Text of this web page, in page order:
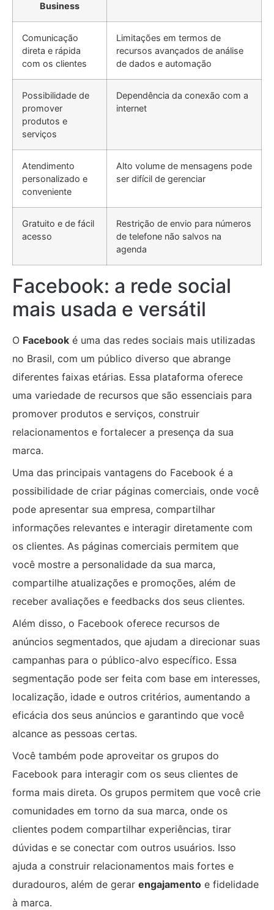
Business
Comunicação
direta e rápida
com os clientes
Limitações em termos de
recursos avançados de análise
de dados e automação
Possibilidade de
promover
produtos e
serviços
Dependência da conexão com a
internet
Atendimento
personalizado e
conveniente
Alto volume de mensagens pode
ser difícil de gerenciar
Gratuito e de fácil
acesso
Restrição de envio para números
de telefone não salvos na
agenda
Facebook: a rede social
mais usada e versátil
O Facebook é uma das redes sociais mais utilizadas
no Brasil, com um público diverso que abrange
diferentes faixas etárias. Essa plataforma oferece
uma variedade de recursos que são essenciais para
promover produtos e serviços, construir
relacionamentos e fortalecer a presença da sua
marca.
Uma das principais vantagens do Facebook é a
possibilidade de criar páginas comerciais, onde você
pode apresentar sua empresa, compartilhar
informações relevantes e interagir diretamente com
os clientes. As páginas comerciais permitem que
você mostre a personalidade da sua marca,
compartilhe atualizações e promoções, além de
receber avaliações e feedbacks dos seus clientes.
Além disso, o Facebook oferece recursos de
anúncios segmentados, que ajudam a direcionar suas
campanhas para o público-alvo específico. Essa
segmentação pode ser feita com base em interesses,
localização, idade e outros critérios, aumentando a
eficácia dos seus anúncios e garantindo que você
alcance as pessoas certas.
Você também pode aproveitar os grupos do
Facebook para interagir com os seus clientes de
forma mais direta. Os grupos permitem que você crie
comunidades em torno da sua marca, onde os
clientes podem compartilhar experiências, tirar
dúvidas e se conectar com outros usuários. Isso
ajuda a construir relacionamentos mais fortes e
duradouros, além de gerar engajamento e fidelidade
à marca.